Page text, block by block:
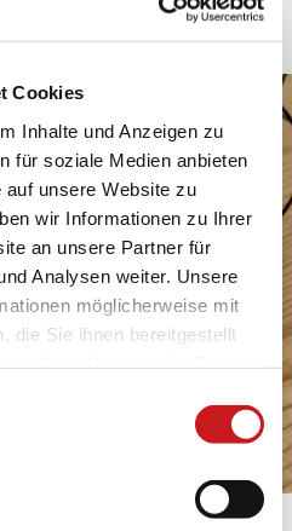
Cookies
Inhalte und Anzeigen zu
für soziale Medien anbieten
unsere Website zu
wir Informationen zu Ihrer
an unsere Partner für
Analysen weiter. Unsere
möglicherweise mit
die Sie ihnen bereitgestellt
darüber, wer wir sind, wie
Hier geht’s zum